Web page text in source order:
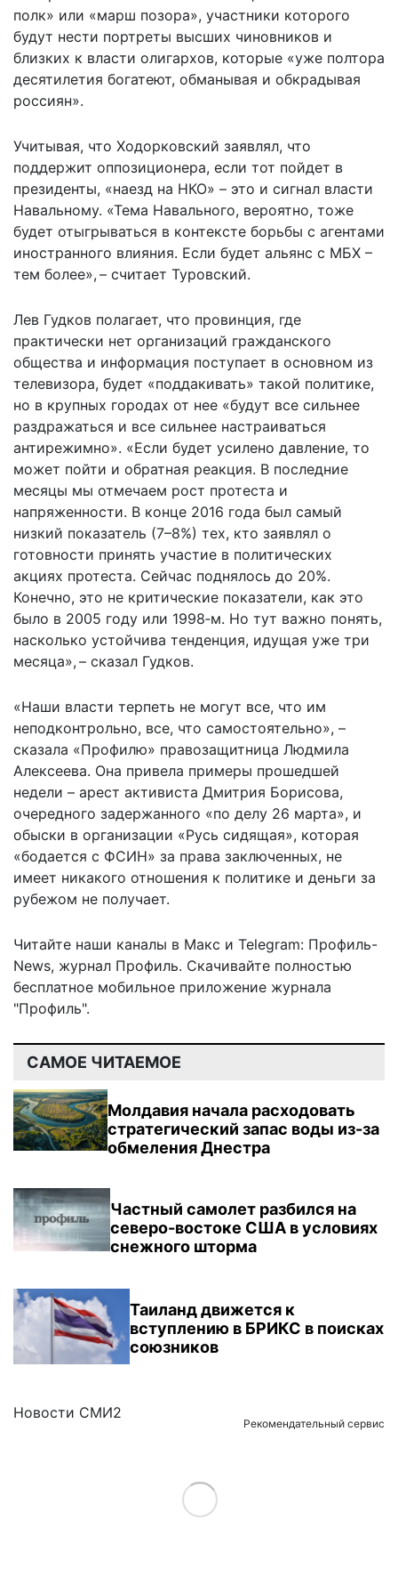
полк» или «марш позора», участники которого
будут нести портреты высших чиновников и
близких к власти олигархов, которые «уже полтора
десятилетия богатеют, обманывая и обкрадывая
россиян».
Учитывая, что Ходорковский заявлял, что
поддержит оппозиционера, если тот пойдет в
президенты, «наезд на НКО» – это и сигнал власти
Навальному. «Тема Навального, вероятно, тоже
будет отыгрываться в контексте борьбы с агентами
иностранного влияния. Если будет альянс с МБХ –
тем более», – считает Туровский.
Лев Гудков полагает, что провинция, где
практически нет организаций гражданского
общества и информация поступает в основном из
телевизора, будет «поддакивать» такой политике,
но в крупных городах от нее «будут все сильнее
раздражаться и все сильнее настраиваться
антирежимно». «Если будет усилено давление, то
может пойти и обратная реакция. В последние
месяцы мы отмечаем рост протеста и
напряженности. В конце 2016 года был самый
низкий показатель (7–8%) тех, кто заявлял о
готовности принять участие в политических
акциях протеста. Сейчас поднялось до 20%.
Конечно, это не критические показатели, как это
было в 2005 году или 1998‑м. Но тут важно понять,
насколько устойчива тенденция, идущая уже три
месяца», – сказал Гудков.
«Наши власти терпеть не могут все, что им
неподконтрольно, все, что самостоятельно», –
сказала «Профилю» правозащитница Людмила
Алексеева. Она привела примеры прошедшей
недели – арест активиста Дмитрия Борисова,
очередного задержанного «по делу 26 марта», и
обыски в организации «Русь сидящая», которая
«бодается с ФСИН» за права заключенных, не
имеет никакого отношения к политике и деньги за
рубежом не получает.
Читайте наши каналы в Макс и Telegram: Профиль-
News, журнал Профиль. Скачивайте полностью
бесплатное мобильное приложение журнала
"Профиль".
САМОЕ ЧИТАЕМОЕ
Молдавия начала расходовать
стратегический запас воды из-за
обмеления Днестра
Частный самолет разбился на
северо-востоке США в условиях
снежного шторма
Таиланд движется к
вступлению в БРИКС в поисках
союзников
Новости СМИ2
Рекомендательный сервис
Load More